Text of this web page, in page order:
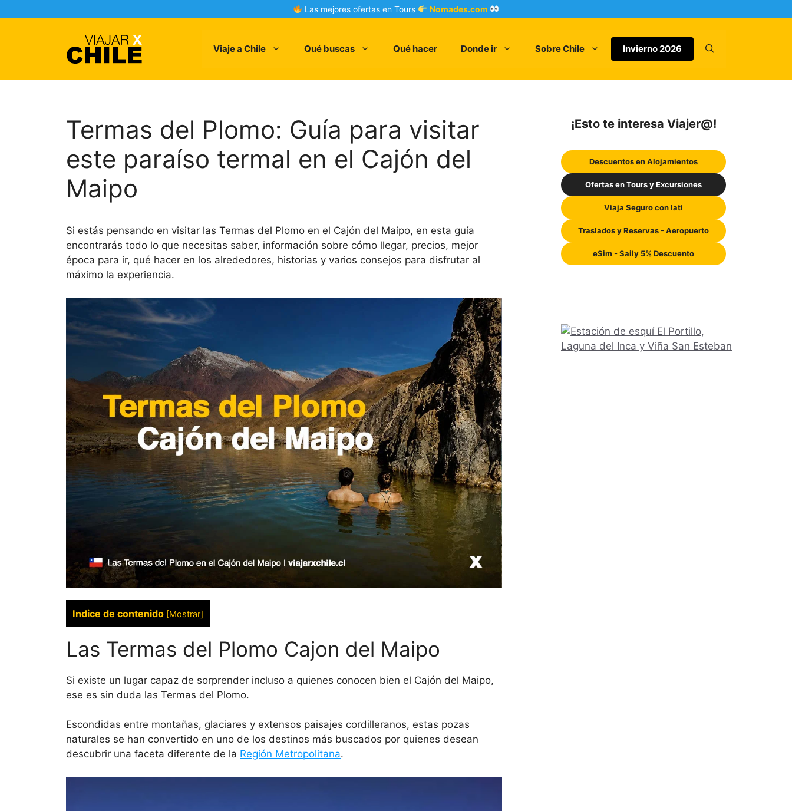
to
Las mejores ofertas en Tours Nomades.com
Viaje a Chile Qué buscas Qué hacer Donde ir Sobre Chile Invierno 2026
Termas del Plomo: Guía para visitar
este paraíso termal en el Cajón del
Maipo
Si estás pensando en visitar las Termas del Plomo en el Cajón del Maipo, en esta guía
encontrarás todo lo que necesitas saber, información sobre cómo llegar, precios, mejor
época para ir, qué hacer en los alrededores, historias y varios consejos para disfrutar al
máximo la experiencia.
Indice de contenido [Mostrar]
Las Termas del Plomo Cajon del Maipo
Si existe un lugar capaz de sorprender incluso a quienes conocen bien el Cajón del Maipo,
ese es sin duda las Termas del Plomo.
Escondidas entre montañas, glaciares y extensos paisajes cordilleranos, estas pozas
naturales se han convertido en uno de los destinos más buscados por quienes desean
descubrir una faceta diferente de la Región Metropolitana.
¡Esto te interesa Viajer@!
Descuentos en Alojamientos
Ofertas en Tours y Excursiones
Viaja Seguro con Iati
Traslados y Reservas - Aeropuerto
eSim - Saily 5% Descuento